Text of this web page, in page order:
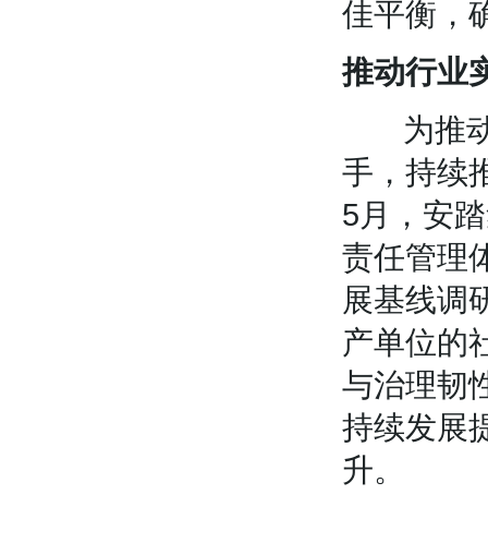
佳平衡，
推动行业
为推动
手，持续
5月，安
责任管理
展基线调
产单位的
与治理韧
持续发展
升。